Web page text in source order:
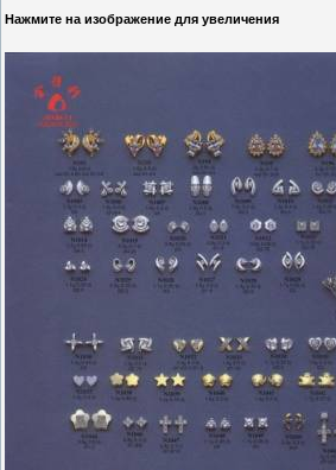
Нажмите на изображение для увеличения